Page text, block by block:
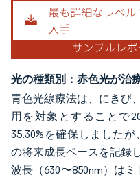
光の種類別：赤色光が治
青色光線療法は、にきび
用を対象とすることで
35.30%を確保しました
の将来成長ペースを記録
波長（630〜850nm）は